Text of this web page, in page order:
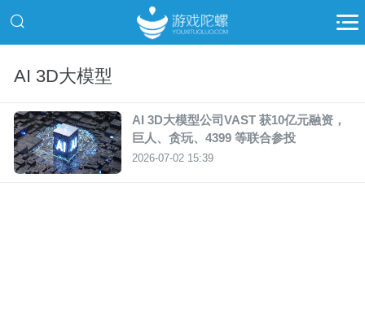
AI 3D大模型
AI 3D大模型公司VAST 获10亿元融资，
巨人、贪玩、4399 等联合参投
2026-07-02 15:39